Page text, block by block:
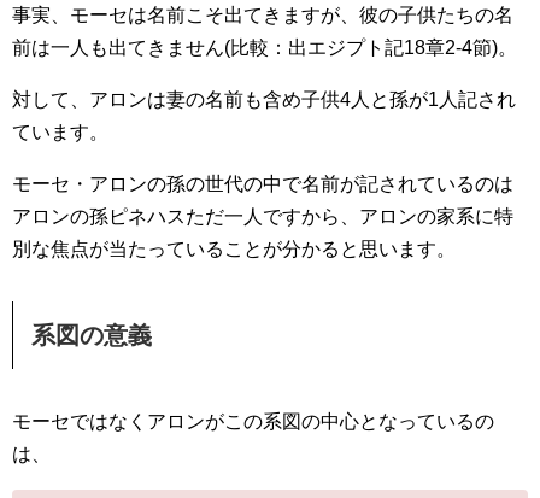
事実、モーセは名前こそ出てきますが、彼の子供たちの名
前は一人も出てきません(比較：出エジプト記18章2-4節)。
対して、アロンは妻の名前も含め子供4人と孫が1人記され
ています。
モーセ・アロンの孫の世代の中で名前が記されているのは
アロンの孫ピネハスただ一人ですから、アロンの家系に特
別な焦点が当たっていることが分かると思います。
系図の意義
モーセではなくアロンがこの系図の中心となっているの
は、